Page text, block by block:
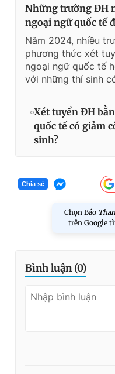
Những trường ĐH
ngoại ngữ quốc tế
Năm 2024, nhiều
phương thức xét
ngoại ngữ quốc tế
với những thí sinh
Xét tuyển ĐH
quốc tế có giảm
sinh?
Chia sẻ
Chọn Báo
trên Google
Bình luận (0)